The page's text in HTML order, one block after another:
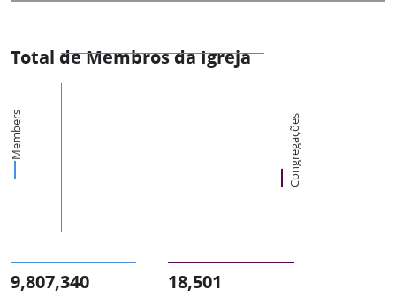
Total de Membros da Igreja
Members Congregações
9,807,340 18,501